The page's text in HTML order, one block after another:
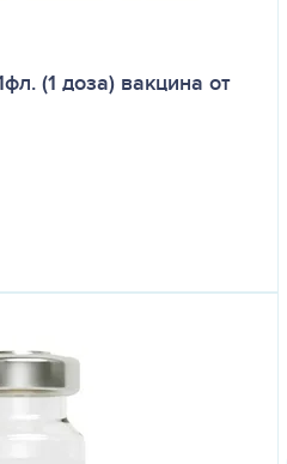
(1 доза) вакцина от